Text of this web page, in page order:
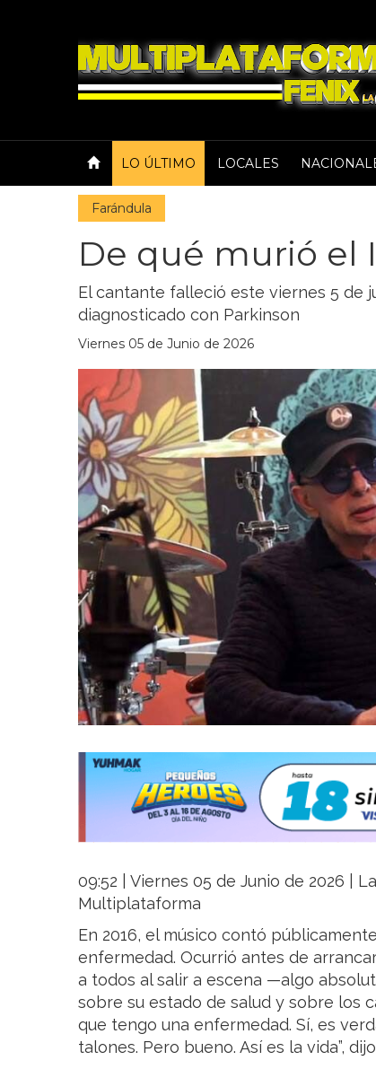
LO ÚLTIMO LOCALES
Farándula
De qué murió el
El cantante falleció este viernes 5 de
diagnosticado con Parkinson
Viernes 05 de Junio de 2026
09:52 | Viernes 05 de Junio de 2026 |
Multiplataforma
En 2016, el músico contó
enfermedad. Ocurrió antes de
a todos al salir a escena —algo
sobre su estado de salud y sobre los
que tengo una enfermedad. Sí, es
talones. Pero bueno. Así es la vida”,